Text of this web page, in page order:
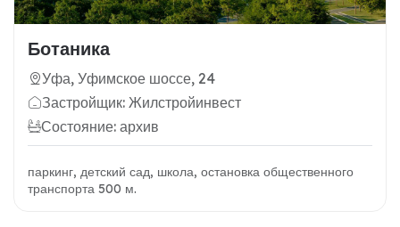
Ботаника
Уфа, Уфимское шоссе, 24
Застройщик: Жилстройинвест
Состояние: архив
паркинг, детский сад, школа, остановка общественного
транспорта 500 м.